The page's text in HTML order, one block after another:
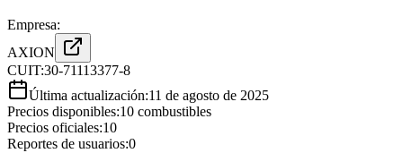
Empresa:
AXION
CUIT:30-71113377-8
Última actualización:11 de agosto de 2025
Precios disponibles:10 combustibles
Precios oficiales:10
Reportes de usuarios:0